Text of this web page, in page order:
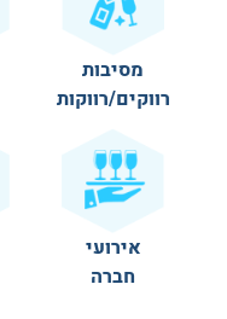
מסיבות
רווקים/רווקות
אירועי
חברה